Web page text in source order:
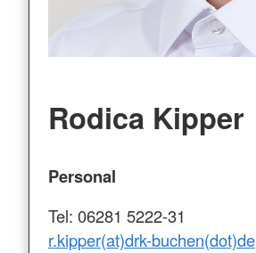
Rodica Kipper
Personal
Tel: 06281 5222-31
r.kipper(at)drk-buchen(dot)de